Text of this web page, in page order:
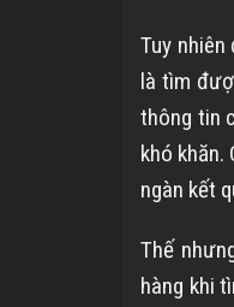
Tuy
là tìm
thông tin
khó
ngàn kết
Thế
hàng khi